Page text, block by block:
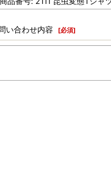
い合わせ内容 [必須]